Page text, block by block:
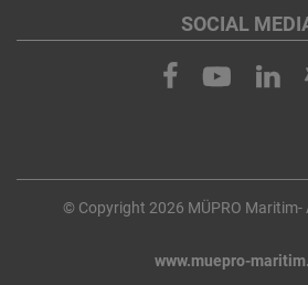
SOCIAL
© Copyright 2026 MÜPRO Maritim-
www.muepro-